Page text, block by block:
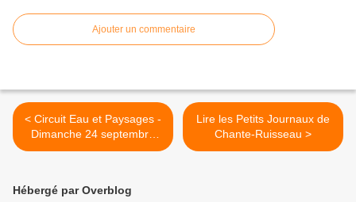
Ajouter un commentaire
< Circuit Eau et Paysages -
Dimanche 24 septembre
2017
Lire les Petits Journaux de
Chante-Ruisseau >
Hébergé par Overblog